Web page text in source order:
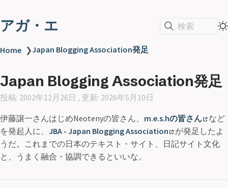
アガ・エ 検索
Home ❯Japan Blogging Association発足
Japan Blogging Association発足
投稿: 2002年12月26日 , 更新: 2026年5月10日
伊藤譲一さんはじめNeotenyの皆さん、 m.e.s.hの皆さん
など
を発起人に、 JBA - Japan Blogging Association
が発足したよ
うだ。これまでの日本のテキスト・サイト、日記サイト文化
と、うまく融合・協調できるといいな。